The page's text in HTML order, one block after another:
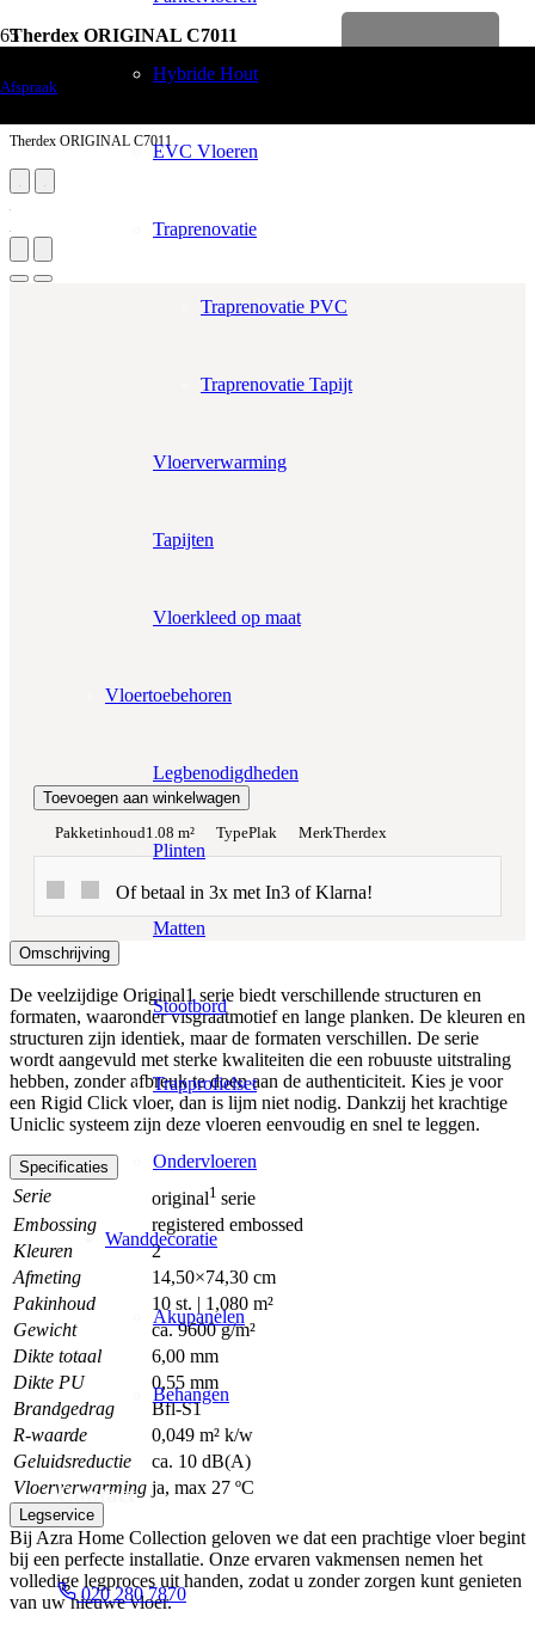
Afspraak
Hybride Hout
EVC Vloeren
Traprenovatie
Traprenovatie PVC
Traprenovatie Tapijt
Vloerverwarming
Tapijten
Vloerkleed op maat
Vloertoebehoren
Legbenodigdheden
Plinten
Matten
Stootbord
Trapprofielset
Ondervloeren
Wanddecoratie
Akupanelen
Behangen
Contact
020 280 7870
Therdex ORIGINAL C7011
Therdex ORIGINAL C7011
Toevoegen aan winkelwagen
Pakketinhoud1.08 m² TypePlak MerkTherdex
Of betaal in 3x met In3 of Klarna!
Omschrijving
De veelzijdige Original1 serie biedt verschillende structuren en
formaten, waaronder visgraatmotief en lange planken. De kleuren en
structuren zijn identiek, maar de formaten verschillen. De serie
wordt aangevuld met sterke kwaliteiten die een robuuste uitstraling
hebben, zonder afbreuk te doen aan de authenticiteit. Kies je voor
een Rigid Click vloer, dan is lijm niet nodig. Dankzij het krachtige
Uniclic systeem zijn deze vloeren eenvoudig en snel te leggen.
Specificaties
Serie original1 serie
Embossing
registered embossed
Kleuren
2
Afmeting
14,50×74,30 cm
Pakinhoud
10 st. | 1,080 m²
Gewicht
ca. 9600 g/m²
Dikte totaal
6,00 mm
Dikte PU
0,55 mm
Brandgedrag
Bfl-S1
R-waarde
0,049 m² k/w
Geluidsreductie
ca. 10 dB(A)
Vloerverwarming ja, max 27 ºC
Legservice
Bij Azra Home Collection geloven we dat een prachtige vloer begint
bij een perfecte installatie. Onze ervaren vakmensen nemen het
volledige legproces uit handen, zodat u zonder zorgen kunt genieten
van uw nieuwe vloer.